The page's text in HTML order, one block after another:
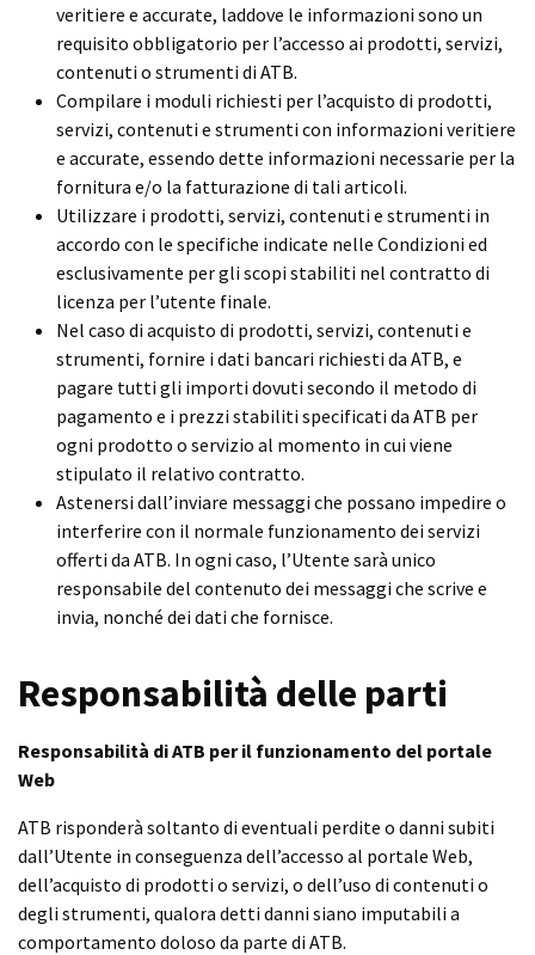
veritiere e accurate, laddove le informazioni sono un
requisito obbligatorio per l’accesso ai prodotti, servizi,
contenuti o strumenti di ATB.
Compilare i moduli richiesti per l’acquisto di prodotti,
servizi, contenuti e strumenti con informazioni veritiere
e accurate, essendo dette informazioni necessarie per la
fornitura e/o la fatturazione di tali articoli.
Utilizzare i prodotti, servizi, contenuti e strumenti in
accordo con le specifiche indicate nelle Condizioni ed
esclusivamente per gli scopi stabiliti nel contratto di
licenza per l’utente finale.
Nel caso di acquisto di prodotti, servizi, contenuti e
strumenti, fornire i dati bancari richiesti da ATB, e
pagare tutti gli importi dovuti secondo il metodo di
pagamento e i prezzi stabiliti specificati da ATB per
ogni prodotto o servizio al momento in cui viene
stipulato il relativo contratto.
Astenersi dall’inviare messaggi che possano impedire o
interferire con il normale funzionamento dei servizi
offerti da ATB. In ogni caso, l’Utente sarà unico
responsabile del contenuto dei messaggi che scrive e
invia, nonché dei dati che fornisce.
Responsabilità delle parti
Responsabilità di ATB per il funzionamento del portale
Web
ATB risponderà soltanto di eventuali perdite o danni subiti
dall’Utente in conseguenza dell’accesso al portale Web,
dell’acquisto di prodotti o servizi, o dell’uso di contenuti o
degli strumenti, qualora detti danni siano imputabili a
comportamento doloso da parte di ATB.